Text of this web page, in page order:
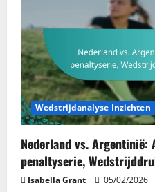
Wedstrijdanalyse Inzichten
Nederland vs. Argentinië:
penaltyserie,
Isabella Grant 05/02/2026